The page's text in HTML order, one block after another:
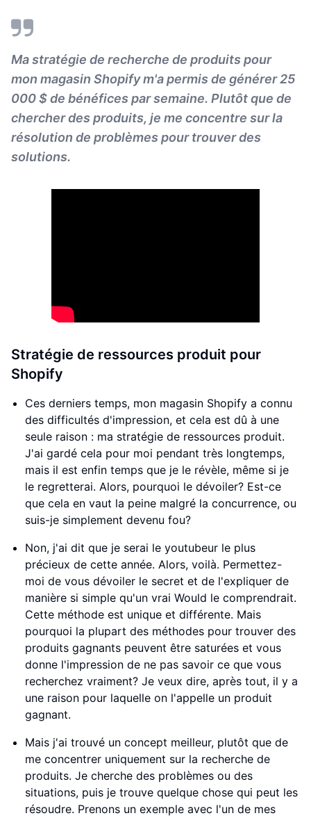
Ma stratégie de recherche de produits pour
mon magasin Shopify m'a permis de générer 25
000 $ de bénéfices par semaine. Plutôt que de
chercher des produits, je me concentre sur la
résolution de problèmes pour trouver des
solutions.
Stratégie de ressources produit pour
Shopify
Ces derniers temps, mon magasin Shopify a connu
des difficultés d'impression, et cela est dû à une
seule raison : ma stratégie de ressources produit.
J'ai gardé cela pour moi pendant très longtemps,
mais il est enfin temps que je le révèle, même si je
le regretterai. Alors, pourquoi le dévoiler? Est-ce
que cela en vaut la peine malgré la concurrence, ou
suis-je simplement devenu fou?
Non, j'ai dit que je serai le youtubeur le plus
précieux de cette année. Alors, voilà. Permettez-
moi de vous dévoiler le secret et de l'expliquer de
manière si simple qu'un vrai Would le comprendrait.
Cette méthode est unique et différente. Mais
pourquoi la plupart des méthodes pour trouver des
produits gagnants peuvent être saturées et vous
donne l'impression de ne pas savoir ce que vous
recherchez vraiment? Je veux dire, après tout, il y a
une raison pour laquelle on l'appelle un produit
gagnant.
Mais j'ai trouvé un concept meilleur, plutôt que de
me concentrer uniquement sur la recherche de
produits. Je cherche des problèmes ou des
situations, puis je trouve quelque chose qui peut les
résoudre. Prenons un exemple avec l'un de mes